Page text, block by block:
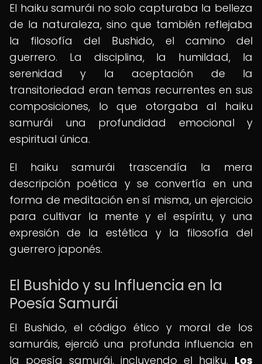
El haiku samurái no solo capturaba la belleza
de la naturaleza, sino que también reflejaba
la filosofía del Bushido, el camino del
guerrero. La disciplina, la humildad, la
serenidad y la aceptación de la
transitoriedad eran temas recurrentes en sus
composiciones, lo que otorgaba al haiku
samurái una profundidad emocional y
espiritual única.
El haiku samurái trascendía la mera
descripción poética y se convertía en una
forma de meditación en sí misma, un ejercicio
para cultivar la mente y el espíritu, y una
expresión de la estética y la filosofía del
guerrero japonés.
El Bushido y su Influencia en la
Poesía Samurái
El Bushido, el código ético y moral de los
samuráis, ejerció una profunda influencia en
la poesía samurái, incluyendo el haiku. Los